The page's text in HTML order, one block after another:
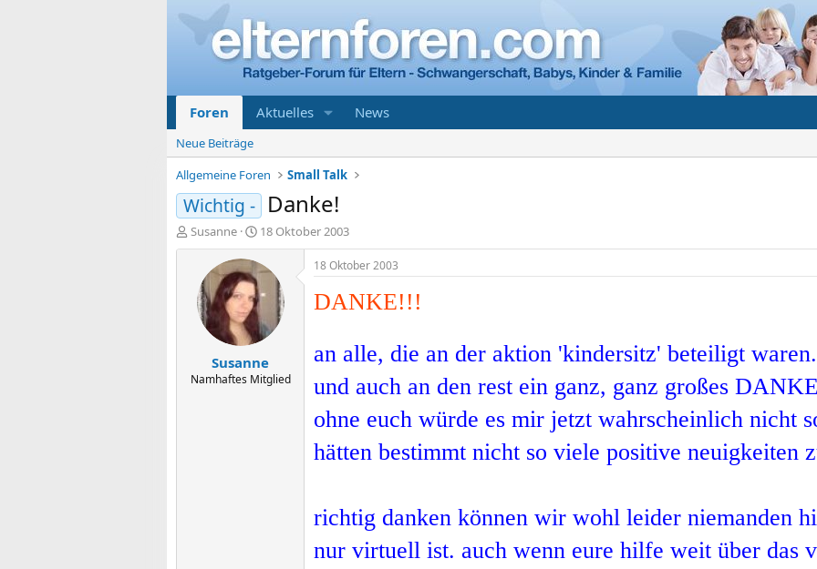
Foren Aktuelles News
Neue Beiträge
Allgemeine Foren
Small Talk
Wichtig - Danke!
E
r
Susanne
E
r
s
e
l
l
t
a
m
18 Oktober 2003
Susanne
Namhaftes Mitglied
18 Oktober 2003
DANKE!!!
an alle, die an der aktion 'kindersitz' beteiligt waren.
und auch an den rest ein ganz, ganz großes
ohne euch würde es mir jetzt wahrscheinlich nicht
hätten bestimmt nicht so viele positive neuigkeiten
richtig danken können wir wohl leider niemanden
nur virtuell ist. auch wenn eure hilfe weit über das